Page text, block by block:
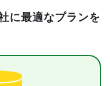
社に最適なプランを